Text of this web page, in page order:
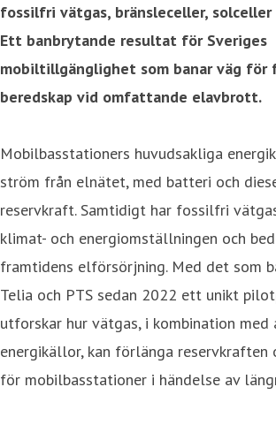
fossilfri vätgas, bränsleceller,
Ett banbrytande resultat för Sveriges
mobiltillgänglighet som banar väg för
beredskap vid omfattande elavbrott.
Mobilbasstationers huvudsakliga
ström från elnätet, med batteri och
reservkraft. Samtidigt har fossilfri
klimat- och energiomställningen och
framtidens elförsörjning. Med det som
Telia och PTS sedan 2022 ett unikt
utforskar hur vätgas, i kombination med
energikällor, kan förlänga
för mobilbasstationer i händelse av